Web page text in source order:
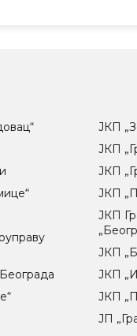
ЈКП
ЈКП
ЈКП
ЈКП
ЈКП
ЈКП
ЈКП
ЈКП
ЈП